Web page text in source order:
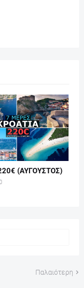
(ΑΥΓΟΥΣΤΟΣ)
Παλαιότερη